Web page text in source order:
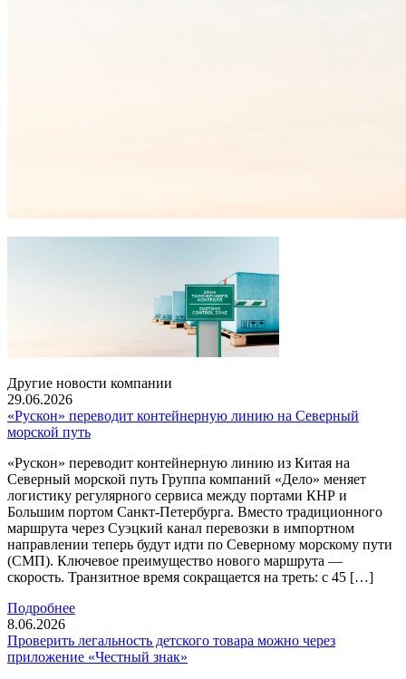
Другие новости компании
29.06.2026
«Рускон» переводит контейнерную линию на Северный
морской путь
«Рускон» переводит контейнерную линию из Китая на
Северный морской путь Группа компаний «Дело» меняет
логистику регулярного сервиса между портами КНР и
Большим портом Санкт-Петербурга. Вместо традиционного
маршрута через Суэцкий канал перевозки в импортном
направлении теперь будут идти по Северному морскому пути
(СМП). Ключевое преимущество нового маршрута —
скорость. Транзитное время сокращается на треть: с 45 […]
Подробнее
8.06.2026
Проверить легальность детского товара можно через
приложение «Честный знак»